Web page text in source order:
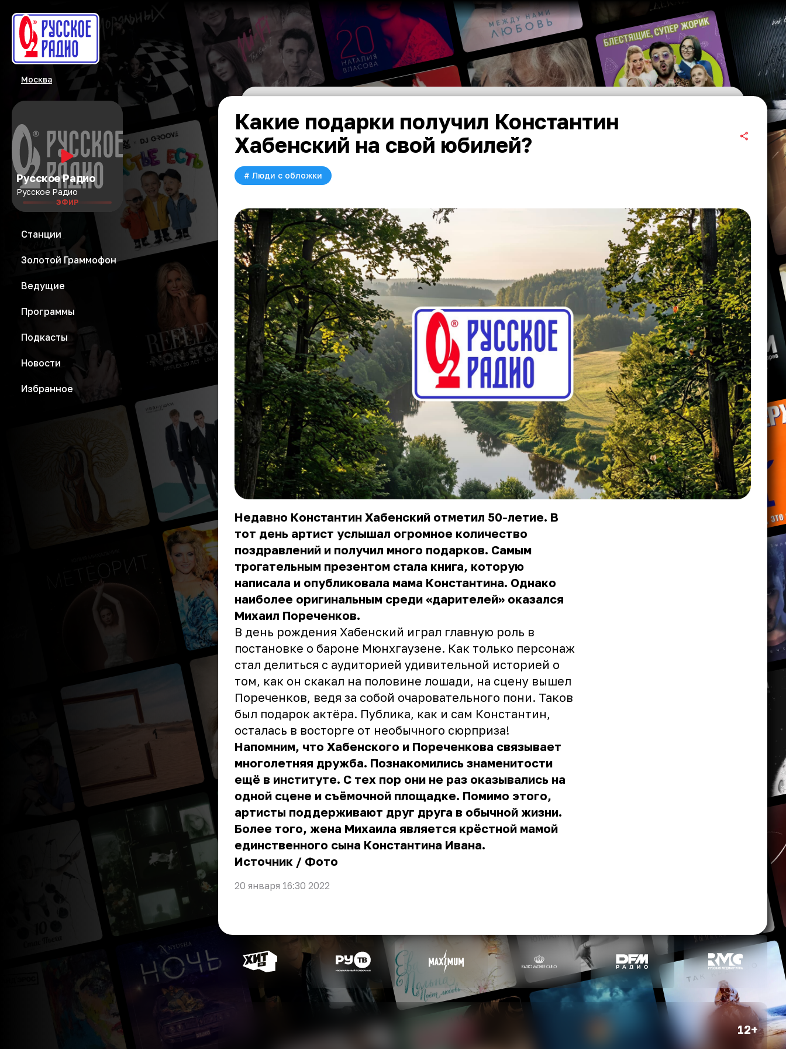
Москва
Русское Радио
Русское Радио
ЭФИР
Станции
Золотой Граммофон
Ведущие
Программы
Подкасты
Новости
Избранное
Какие подарки получил Константин
Хабенский на свой юбилей?
# Люди с обложки
Недавно Константин Хабенский отметил 50-летие. В
тот день артист услышал огромное количество
поздравлений и получил много подарков. Самым
трогательным презентом стала книга, которую
написала и опубликовала мама Константина. Однако
наиболее оригинальным среди «дарителей» оказался
Михаил Пореченков.
В день рождения Хабенский играл главную роль в
постановке о бароне Мюнхгаузене. Как только персонаж
стал делиться с аудиторией удивительной историей о
том, как он скакал на половине лошади, на сцену вышел
Пореченков, ведя за собой очаровательного пони. Таков
был подарок актёра. Публика, как и сам Константин,
осталась в восторге от необычного сюрприза!
Напомним, что Хабенского и Пореченкова связывает
многолетняя дружба. Познакомились знаменитости
ещё в институте. С тех пор они не раз оказывались на
одной сцене и съёмочной площадке. Помимо этого,
артисты поддерживают друг друга в обычной жизни.
Более того, жена Михаила является крёстной мамой
единственного сына Константина Ивана.
Источник / Фото
20 января 16:30 2022
12+